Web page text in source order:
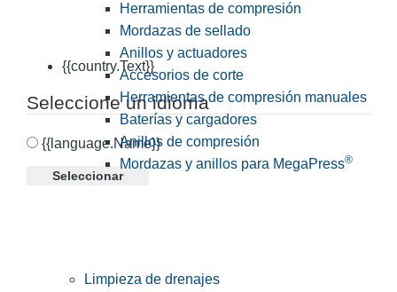
{{country.Text}}
Seleccione un idioma
{{language.Name}}
Seleccionar
Herramientas de compresión
Mordazas de sellado
Anillos y actuadores
Accesorios de corte
Herramientas de compresión manuales
Baterías y cargadores
Anillos de compresión
Mordazas y anillos para MegaPress®
Limpieza de drenajes